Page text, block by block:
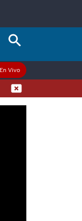
adn Noticias
Vivo